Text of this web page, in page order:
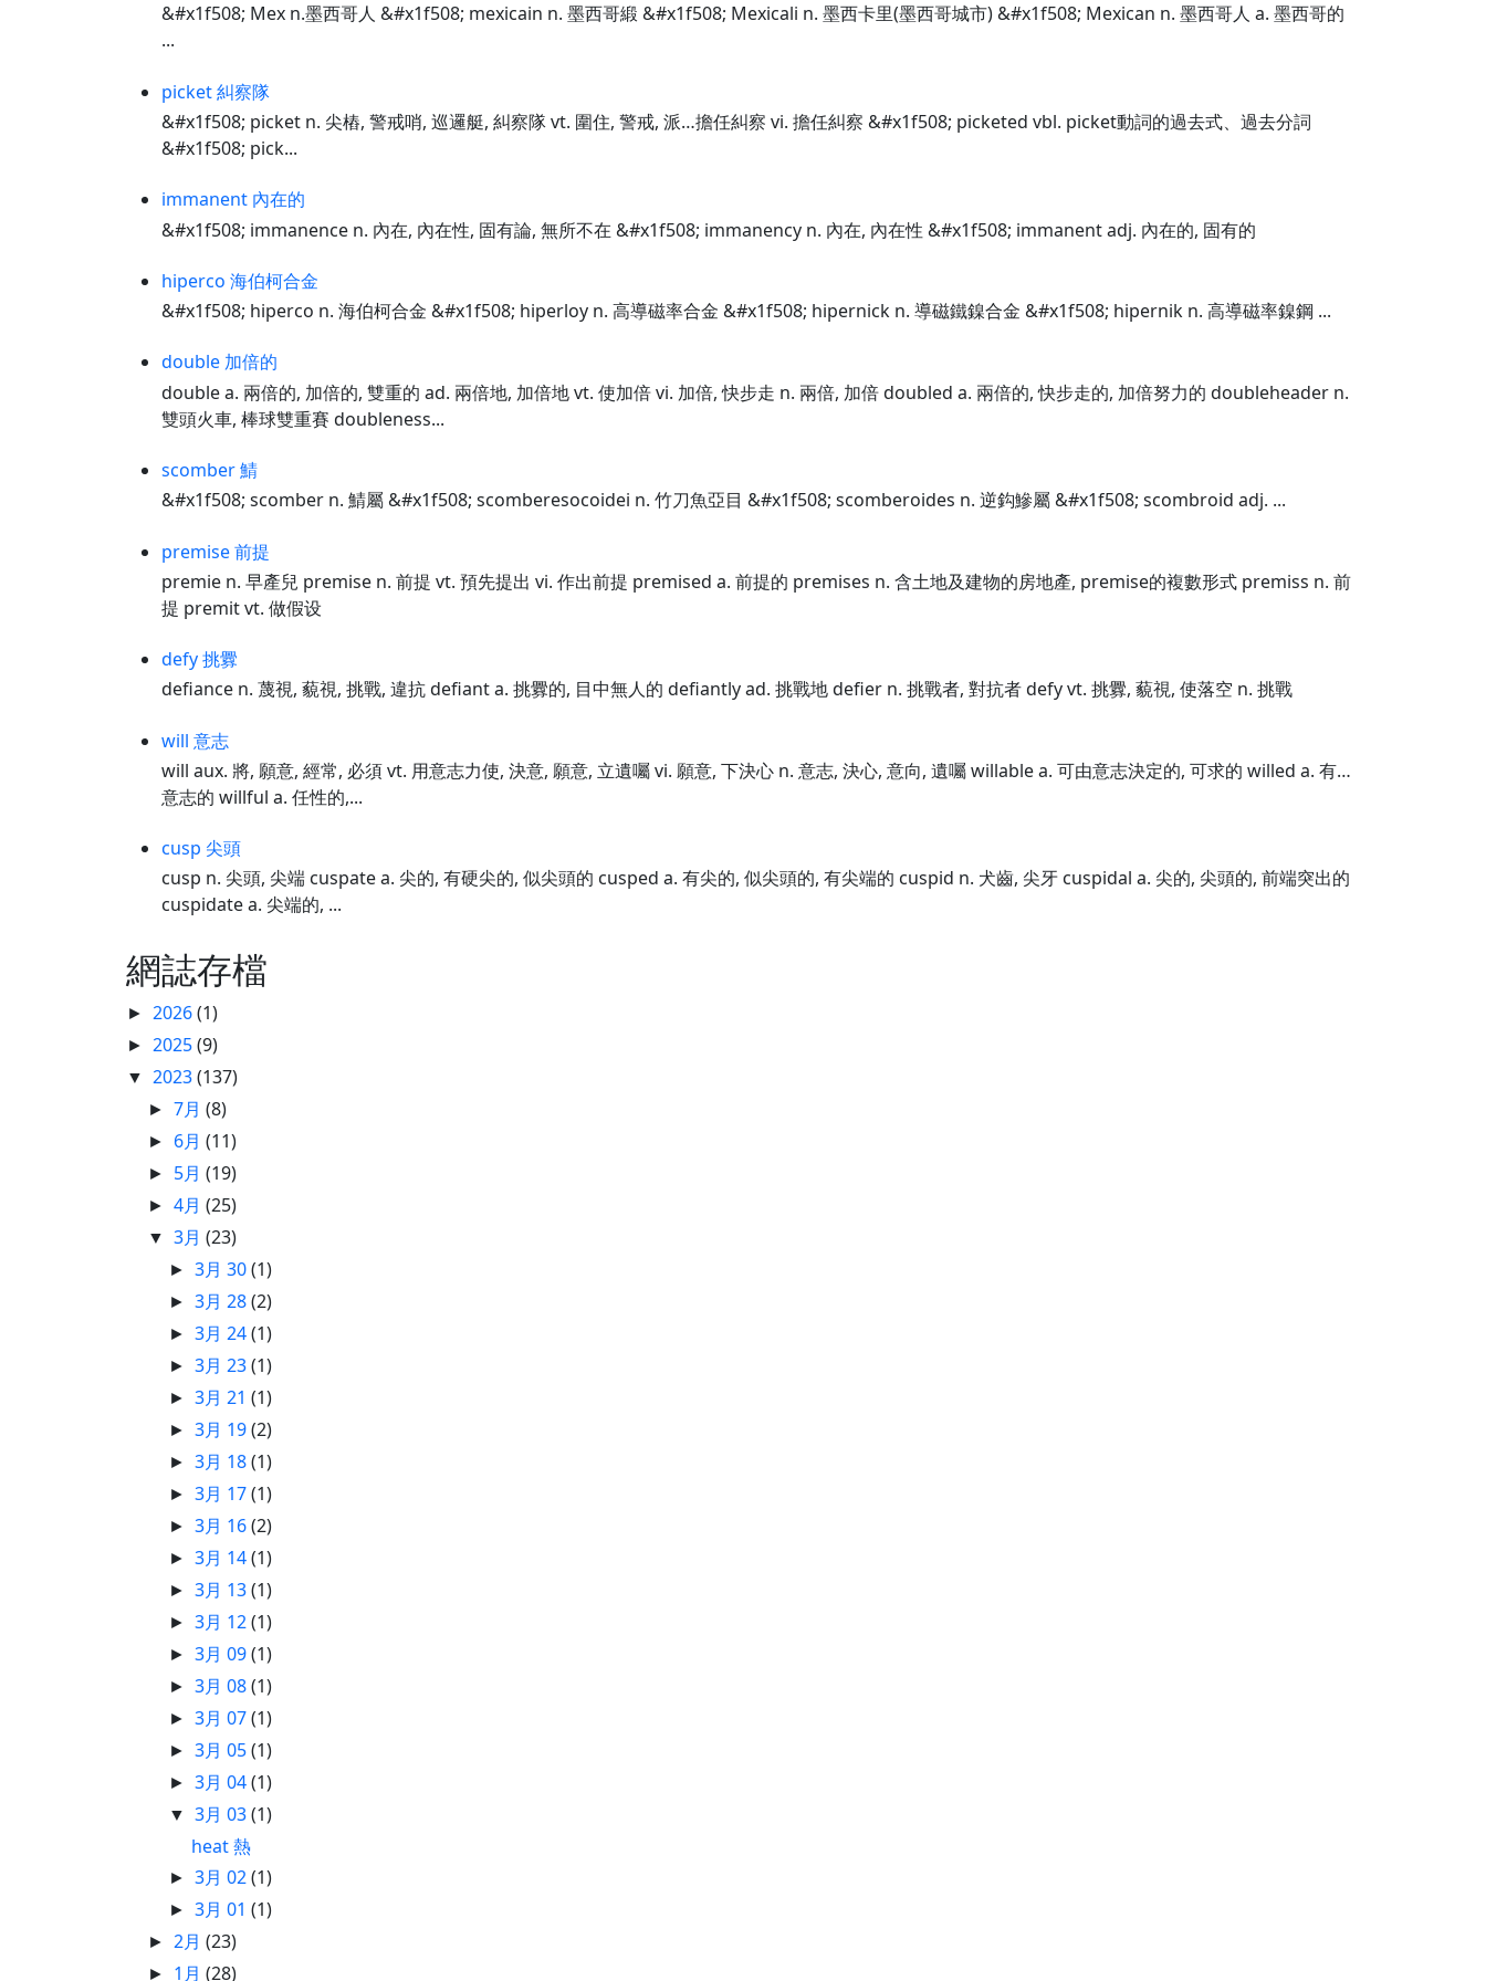
&#x1f508; Mex n.墨西哥人 &#x1f508; mexicain n. 墨西哥緞 &#x1f508; Mexicali n. 墨西卡里(墨西哥城市) &#x1f508; Mexican n. 墨西哥人 a. 墨西哥的
...
picket 糾察隊
&#x1f508; picket n. 尖樁, 警戒哨, 巡邏艇, 糾察隊 vt. 圍住, 警戒, 派…擔任糾察 vi. 擔任糾察 &#x1f508; picketed vbl. picket動詞的過去式、過去分詞
&#x1f508; pick...
immanent 內在的
&#x1f508; immanence n. 內在, 內在性, 固有論, 無所不在 &#x1f508; immanency n. 內在, 內在性 &#x1f508; immanent adj. 內在的, 固有的
hiperco 海伯柯合金
&#x1f508; hiperco n. 海伯柯合金 &#x1f508; hiperloy n. 高導磁率合金 &#x1f508; hipernick n. 導磁鐵鎳合金 &#x1f508; hipernik n. 高導磁率鎳鋼 ...
double 加倍的
double a. 兩倍的, 加倍的, 雙重的 ad. 兩倍地, 加倍地 vt. 使加倍 vi. 加倍, 快步走 n. 兩倍, 加倍 doubled a. 兩倍的, 快步走的, 加倍努力的 doubleheader n.
雙頭火車, 棒球雙重賽 doubleness...
scomber 鯖
&#x1f508; scomber n. 鯖屬 &#x1f508; scomberesocoidei n. 竹刀魚亞目 &#x1f508; scomberoides n. 逆鈎鰺屬 &#x1f508; scombroid adj. ...
premise 前提
premie n. 早產兒 premise n. 前提 vt. 預先提出 vi. 作出前提 premised a. 前提的 premises n. 含土地及建物的房地產, premise的複數形式 premiss n. 前
提 premit vt. 做假设
defy 挑釁
defiance n. 蔑視, 藐視, 挑戰, 違抗 defiant a. 挑釁的, 目中無人的 defiantly ad. 挑戰地 defier n. 挑戰者, 對抗者 defy vt. 挑釁, 藐視, 使落空 n. 挑戰
will 意志
will aux. 將, 願意, 經常, 必須 vt. 用意志力使, 決意, 願意, 立遺囑 vi. 願意, 下決心 n. 意志, 決心, 意向, 遺囑 willable a. 可由意志決定的, 可求的 willed a. 有…
意志的 willful a. 任性的,...
cusp 尖頭
cusp n. 尖頭, 尖端 cuspate a. 尖的, 有硬尖的, 似尖頭的 cusped a. 有尖的, 似尖頭的, 有尖端的 cuspid n. 犬齒, 尖牙 cuspidal a. 尖的, 尖頭的, 前端突出的
cuspidate a. 尖端的, ...
網誌存檔
► 2026(1)
► 2025(9)
▼ 2023(137)
►7月(8)
► 6月(11)
► 5月(19)
►4月(25)
▼3月(23)
►3月 30(1)
►3月 28(2)
►3月 24(1)
►3月 23(1)
►3月 21(1)
►3月 19(2)
►3月 18(1)
►3月 17(1)
►3月 16(2)
►3月 14(1)
►3月 13(1)
►3月 12(1)
►3月 09(1)
►3月 08(1)
►3月 07(1)
►3月 05(1)
►3月 04(1)
▼3月 03(1)
heat 熱
►3月 02(1)
►3月 01(1)
► 2月(23)
► 1月(28)